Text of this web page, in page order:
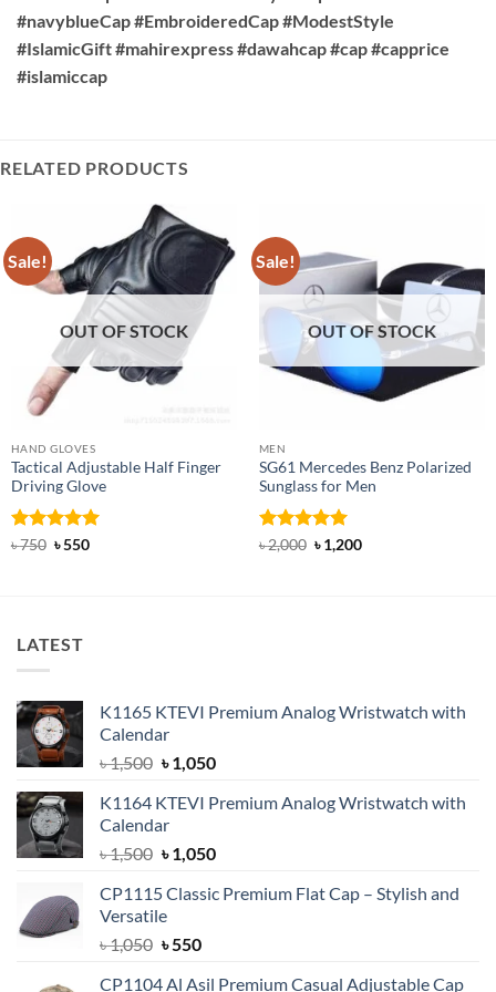
#navyblueCap #EmbroideredCap #ModestStyle
#IslamicGift #mahirexpress #dawahcap #cap #capprice
#islamiccap
RELATED PRODUCTS
Sale!
OUT OF STOCK
HAND GLOVES
Tactical Adjustable Half Finger
Driving Glove
Rated5
৳750 Original
৳550Current
Sale!
OUT OF STOCK
MEN
SG61 Mercedes Benz Polarized
Sunglass for Men
Rated 5
৳2,000 Original
price
৳1,200Current
LATEST
K1165 KTEVI Premium Analog Wristwatch with
Calendar
৳1,500 Original
was:
৳ 1,500.
৳1,050Current
is:
K1164 KTEVI Premium Analog Wristwatch with
Calendar
৳1,500 Original
was:
৳ 1,500.
৳1,050Current
is:
CP1115 Classic Premium Flat Cap – Stylish and
Versatile
৳1,050 Original
৳550Current
CP1104 Al Asil Premium Casual Adjustable Cap